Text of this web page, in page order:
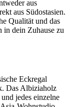
aus
aus Südostasien.
Qualität und das
in dein Zuhause zu
Eckregal
Das Albiziaholz
jedes einzelne